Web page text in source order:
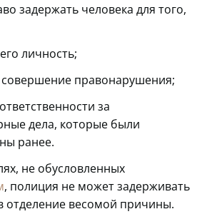
задержать человека для того,
личность;
совершение правонарушения;
за
дела, которые были
ранее.
не обусловленных
, полиция не может задерживать
отделение весомой причины.